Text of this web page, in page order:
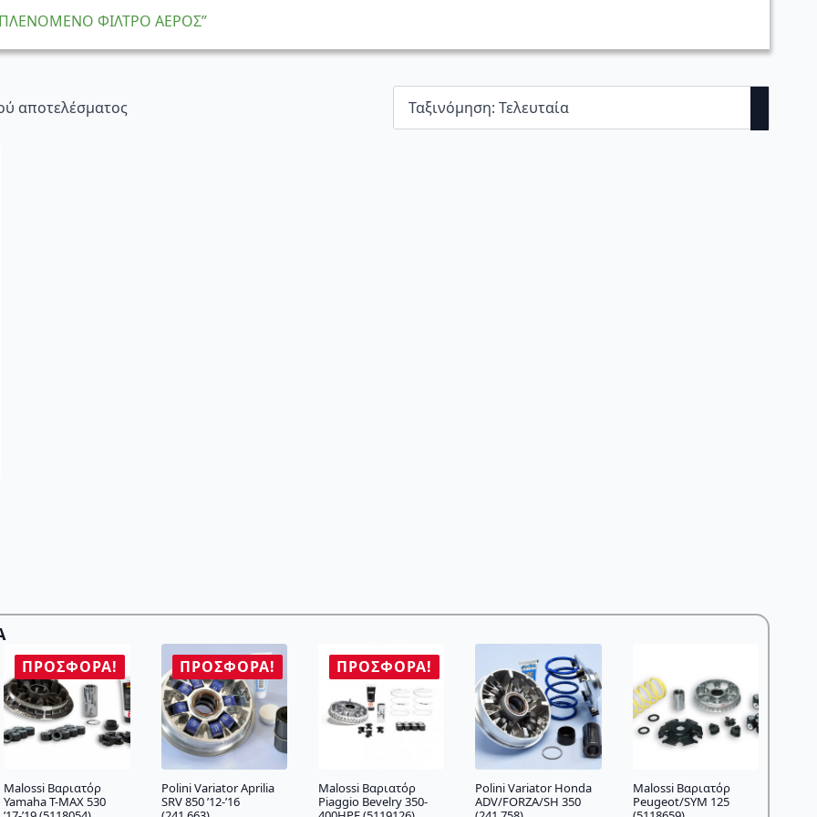
ΦΙΛΤΡΟ ΑΕΡΟΣ”
αποτελέσματος
ΠΡΟΣΦΟΡΆ!
Malossi Βαριατόρ
Yamaha T-MAX 530
ΠΡΟΣΦΟΡΆ!
Polini Variator Aprilia
SRV 850 ’12-’16
ΠΡΟΣΦΟΡΆ!
Malossi Βαριατόρ
Piaggio Bevelry 350-
Polini Variator Honda
ADV/FORZA/SH 350
Malossi Βαριατόρ
Peugeot/SYM 125